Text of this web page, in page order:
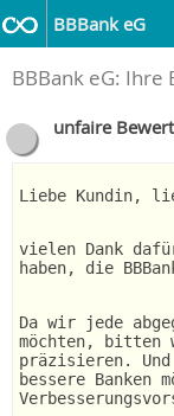
BBBank eG
BBBank eG:
unfaire
Liebe Kundin,
vielen Dank
haben, die
Da wir jede
möchten,
präzisieren.
bessere